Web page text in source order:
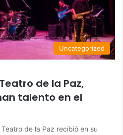
Uncategorized
de la Paz,
talento en el
de la Paz recibió en su